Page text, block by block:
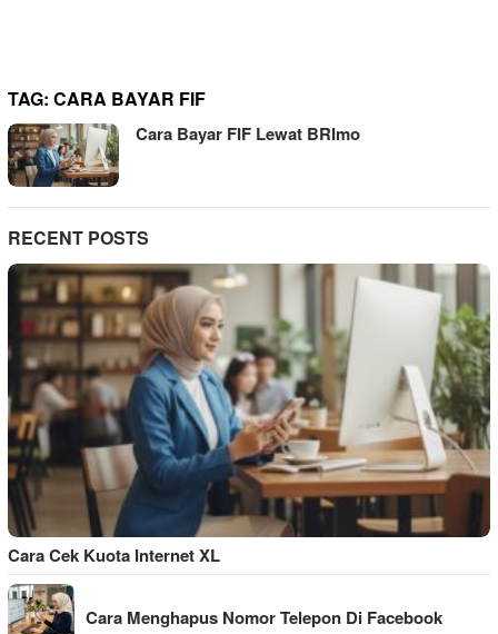
TAG: CARA BAYAR FIF
Cara Bayar FIF Lewat BRImo
RECENT POSTS
Cara Cek Kuota Internet XL
Cara Menghapus Nomor Telepon Di Facebook